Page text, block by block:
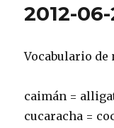
2012-
Vocabulario de
caimán =
cucaracha =